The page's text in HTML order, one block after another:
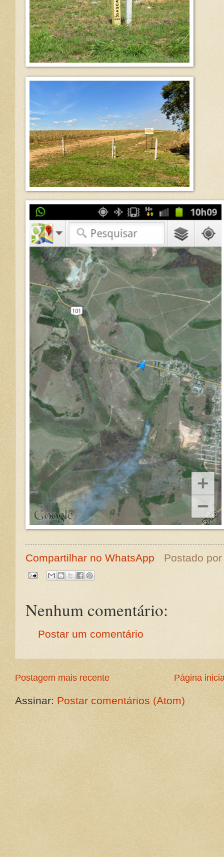
Compartilhar no WhatsApp Postado
Nenhum comentário:
Postar um comentário
Postagem mais recente Página
Assinar: Postar comentários (Atom)